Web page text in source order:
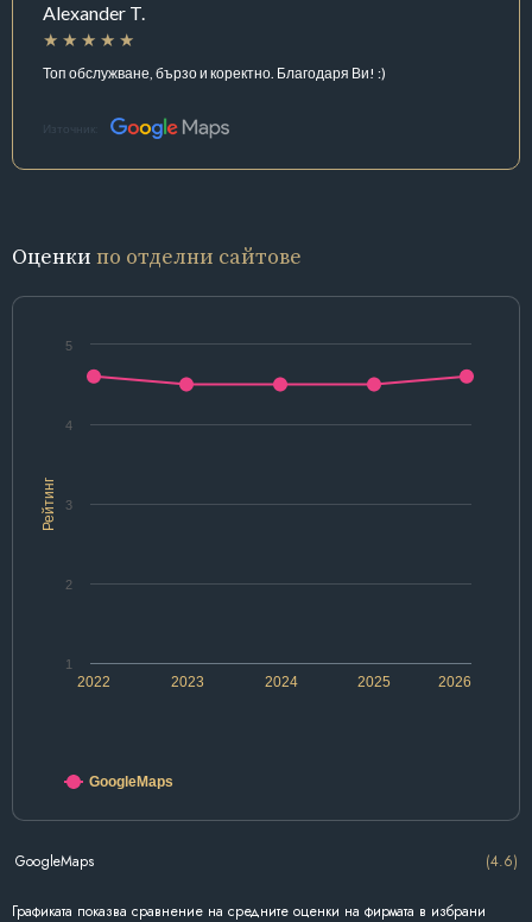
Alexander T.
Топ обслужване, бързо и коректно. Благодаря Ви! :)
Източник:
Оценки по отделни сайтове
Рейтинг
2022 2024 2026
2023 2025
1
2
3
4
5
GoogleMaps
GoogleMaps (4.6)
Графиката показва сравнение на средните оценки на фирмата в избрани